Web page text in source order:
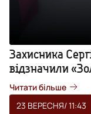
Захисника
відзначили
Читати більше
23 ВЕРЕСНЯ/ 11:43